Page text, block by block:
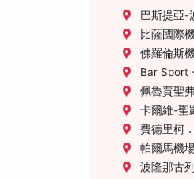
巴斯提亞-
比薩國際
佛羅倫斯
Bar Sport
佩魯賈聖
卡爾維-聖
費德里柯
帕爾馬機
波隆那古